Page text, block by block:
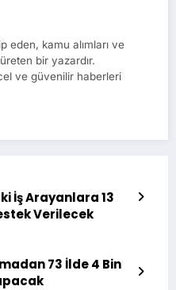
eden, kamu alımları ve
bir yazardır.
ve güvenilir haberleri
İş Arayanlara 13
Verilecek
73 İlde 4 Bin